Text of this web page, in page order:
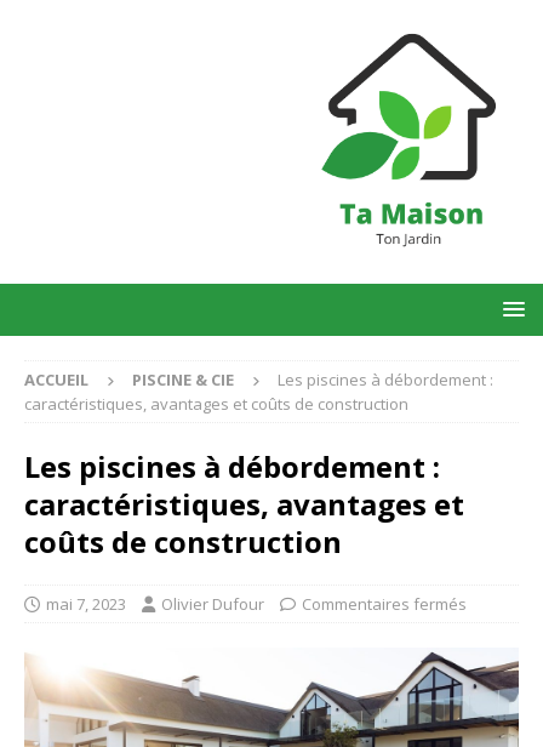
ACCUEIL PISCINE & CIE
Les piscines à débordement :
caractéristiques, avantages et coûts de construction
Les piscines à débordement :
caractéristiques, avantages et
coûts de construction
mai 7, 2023 Olivier Dufour Commentaires fermés